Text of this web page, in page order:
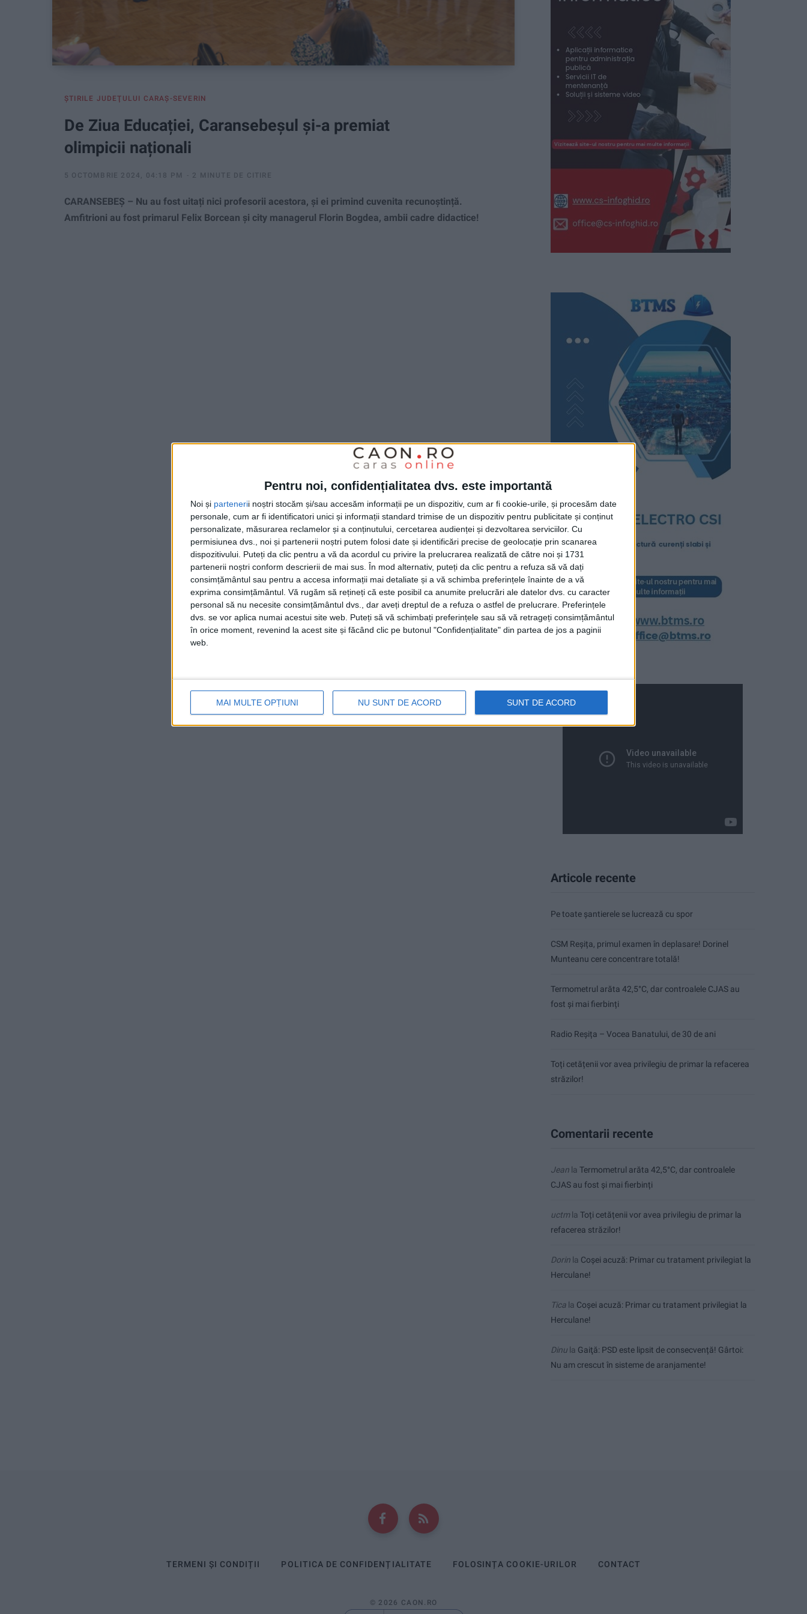
Pentru noi, confidențialitatea dvs. este importantă
Noi și partenerii noștri stocăm și/sau accesăm informații pe un dispozitiv, cum ar fi cookie-urile, și procesăm date
personale, cum ar fi identificatori unici și informații standard trimise de un dispozitiv pentru publicitate și conținut
personalizate, măsurarea reclamelor și a conținutului, cercetarea audienței și dezvoltarea serviciilor. Cu
permisiunea dvs., noi și partenerii noștri putem folosi date și identificări precise de geolocație prin scanarea
dispozitivului. Puteți da clic pentru a vă da acordul cu privire la prelucrarea realizată de către noi și 1731
partenerii noștri conform descrierii de mai sus. În mod alternativ, puteți da clic pentru a refuza să vă dați
consimțământul sau pentru a accesa informații mai detaliate și a vă schimba preferințele înainte de a vă
exprima consimțământul. Vă rugăm să rețineți că este posibil ca anumite prelucrări ale datelor dvs. cu caracter
personal să nu necesite consimțământul dvs., dar aveți dreptul de a refuza o astfel de prelucrare. Preferințele
dvs. se vor aplica numai acestui site web. Puteți să vă schimbați preferințele sau să vă retrageți consimțământul
în orice moment, revenind la acest site și făcând clic pe butonul "Confidențialitate" din partea de jos a paginii
web.
MAI MULTE OPȚIUNI NU SUNT DE ACORD SUNT DE ACORD
ŞTIRILE JUDEŢULUI CARAŞ-SEVERIN
De Ziua Educației, Caransebeșul și-a premiat
olimpicii naționali
5 OCTOMBRIE 2024, 04:18 PM 2 MINUTE DE CITIRE
CARANSEBEȘ – Nu au fost uitați nici profesorii acestora, și ei primind cuvenita recunoștință.
Amfitrioni au fost primarul Felix Borcean și city managerul Florin Bogdea, ambii cadre didactice!
Articole recente
Pe toate șantierele se lucrează cu spor
CSM Reșița, primul examen în deplasare! Dorinel
Munteanu cere concentrare totală!
Termometrul arăta 42,5°C, dar controalele CJAS au
fost și mai fierbinți
Radio Reșița – Vocea Banatului, de 30 de ani
Toți cetățenii vor avea privilegiu de primar la refacerea
străzilor!
Comentarii recente
Jean la Termometrul arăta 42,5°C, dar controalele
CJAS au fost și mai fierbinți
uctmla Toți cetățenii vor avea privilegiu de primar la
refacerea străzilor!
Dorin la Coșei acuză: Primar cu tratament privilegiat la
Herculane!
Tica la Coșei acuză: Primar cu tratament privilegiat la
Herculane!
Dinu la Gaiţă: PSD este lipsit de consecvență! Gârtoi:
Nu am crescut în sisteme de aranjamente!
TERMENI ȘI CONDIȚII POLITICA DE CONFIDENȚIALITATE FOLOSINȚA COOKIE-URILOR CONTACT
© 2026 CAON.RO